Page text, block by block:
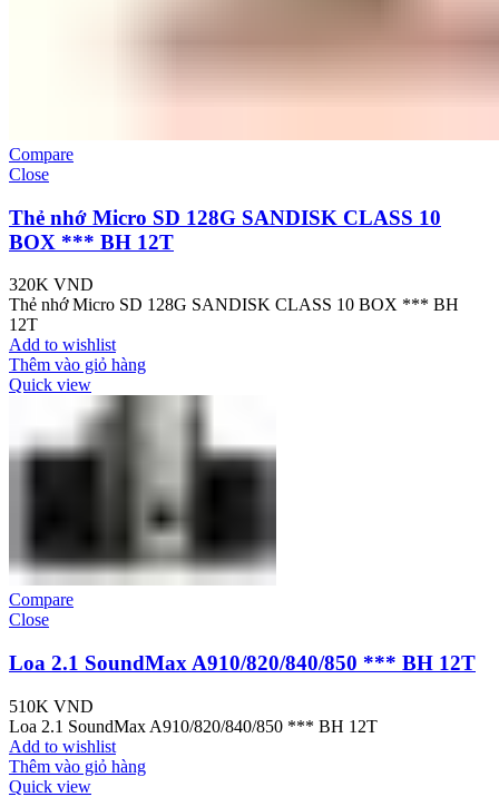
Compare
Close
Thẻ nhớ Micro SD 128G SANDISK CLASS 10
BOX *** BH 12T
320K VND
Thẻ nhớ Micro SD 128G SANDISK CLASS 10 BOX *** BH
12T
Add to wishlist
Thêm vào giỏ hàng
Quick view
Compare
Close
Loa 2.1 SoundMax A910/820/840/850 *** BH 12T
510K VND
Loa 2.1 SoundMax A910/820/840/850 *** BH 12T
Add to wishlist
Thêm vào giỏ hàng
Quick view